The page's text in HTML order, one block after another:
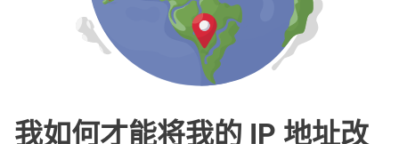
我如何才能将我的 IP 地址改